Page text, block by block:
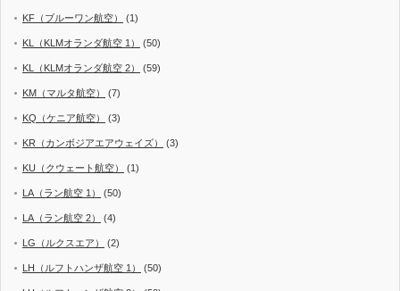
KF（ブルーワン航空） (1)
KL（KLMオランダ航空 1） (50)
KL（KLMオランダ航空 2） (59)
KM（マルタ航空） (7)
KQ（ケニア航空） (3)
KR（カンボジアエアウェイズ） (3)
KU（クウェート航空） (1)
LA（ラン航空 1） (50)
LA（ラン航空 2） (4)
LG（ルクスエア） (2)
LH（ルフトハンザ航空 1） (50)